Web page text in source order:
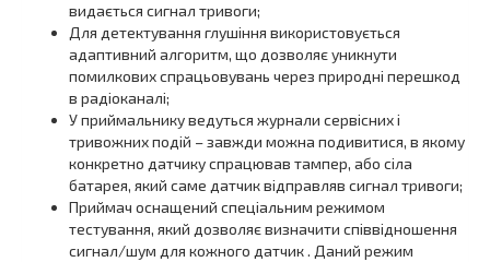
видається сигнал тривоги;
Для детектування глушіння використовується
адаптивний алгоритм, що дозволяє уникнути
помилкових спрацьовувань через природні перешкод
в радіоканалі;
У приймальнику ведуться журнали сервісних і
тривожних подій – завжди можна подивитися, в якому
конкретно датчику спрацював тампер, або сіла
батарея, який саме датчик відправляв сигнал тривоги;
Приймач оснащений спеціальним режимом
тестування, який дозволяє визначити співвідношення
сигнал/шум для кожного датчик . Даний режим